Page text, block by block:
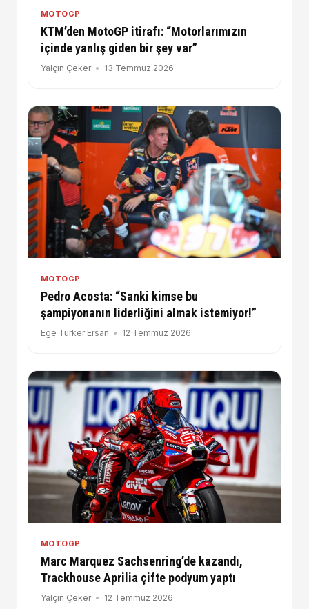
MOTOGP
KTM’den MotoGP itirafı: “Motorlarımızın
içinde yanlış giden bir şey var”
Yalçın Çeker 13 Temmuz 2026
MOTOGP
Pedro Acosta: “Sanki kimse bu
şampiyonanın liderliğini almak istemiyor!”
Ege Türker Ersan 12 Temmuz 2026
MOTOGP
Marc Marquez Sachsenring’de kazandı,
Trackhouse Aprilia çifte podyum yaptı
Yalçın Çeker 12 Temmuz 2026